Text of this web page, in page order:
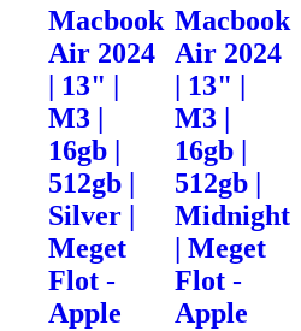
Macbook
Air 2024
| 13" |
M3 |
16gb |
512gb |
Silver |
Meget
Flot -
Apple
Macbook
Air 2024
| 13" |
M3 |
16gb |
512gb |
Midnight
| Meget
Flot -
Apple